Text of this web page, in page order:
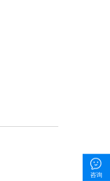
咨询